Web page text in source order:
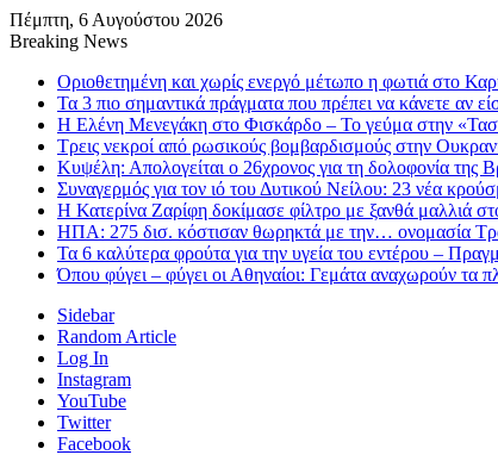
Πέμπτη, 6 Αυγούστου 2026
Breaking News
Οριοθετημένη και χωρίς ενεργό μέτωπο η φωτιά στο
Τα 3 πιο σημαντικά πράγματα που πρέπει να κάνετε αν
Η Ελένη Μενεγάκη στο Φισκάρδο – Το γεύμα στην
Τρεις νεκροί από ρωσικούς βομβαρδισμούς στην
Κυψέλη: Απολογείται ο 26χρονος για τη δολοφονία της
Συναγερμός για τον ιό του Δυτικού Νείλου: 23 νέα
Η Κατερίνα Ζαρίφη δοκίμασε φίλτρο με ξανθά μαλλιά
ΗΠΑ: 275 δισ. κόστισαν θωρηκτά με την… ονομασία
Τα 6 καλύτερα φρούτα για την υγεία του εντέρου –
Όπου φύγει – φύγει οι Αθηναίοι: Γεμάτα αναχωρούν τα
Sidebar
Random Article
Log In
Instagram
YouTube
Twitter
Facebook